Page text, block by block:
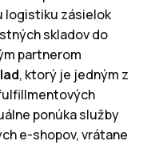
logistiku zásielok
skladov do
partnerom
, ktorý je jedným z
ponúka služby
e-shopov, vrátane